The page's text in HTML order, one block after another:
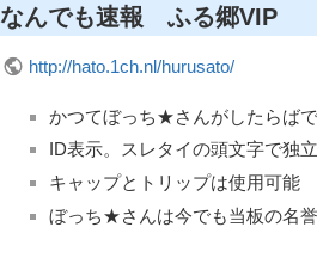
なんでも速報 ふる郷VIP
http://hato.1ch.nl/hurusato/
かつてぼっち★さんがしたらば
ID表示。スレタイの頭文字で独
キャップとトリップは使用可能
ぼっち★さんは今でも当板の名